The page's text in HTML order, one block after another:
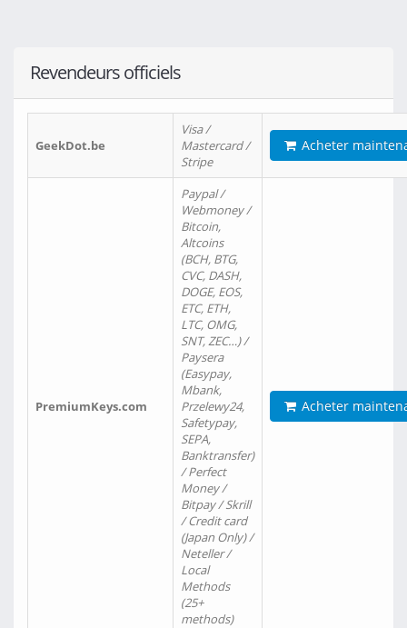
Revendeurs officiels
GeekDot.be
Visa /
Mastercard /
Stripe
Acheter
PremiumKeys.com
Paypal /
Webmoney /
Bitcoin,
Altcoins
(BCH, BTG,
CVC, DASH,
DOGE, EOS,
ETC, ETH,
LTC, OMG,
SNT, ZEC…) /
Paysera
(Easypay,
Mbank,
Przelewy24,
Safetypay,
SEPA,
Banktransfer)
/ Perfect
Money /
Bitpay / Skrill
/ Credit card
(Japan Only) /
Neteller /
Local
Methods
(25+
methods)
Acheter